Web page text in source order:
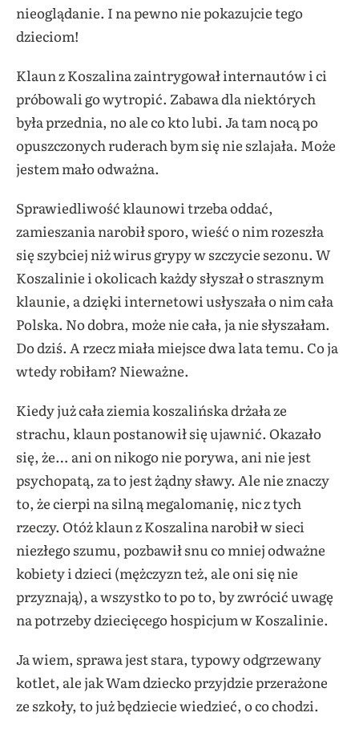
nieoglądanie. I na pewno nie pokazujcie tego
dzieciom!
Klaun z Koszalina zaintrygował internautów i ci
próbowali go wytropić. Zabawa dla niektórych
była przednia, no ale co kto lubi. Ja tam nocą po
opuszczonych ruderach bym się nie szlajała. Może
jestem mało odważna.
Sprawiedliwość klaunowi trzeba oddać,
zamieszania narobił sporo, wieść o nim rozeszła
się szybciej niż wirus grypy w szczycie sezonu. W
Koszalinie i okolicach każdy słyszał o strasznym
klaunie, a dzięki internetowi usłyszała o nim cała
Polska. No dobra, może nie cała, ja nie słyszałam.
Do dziś. A rzecz miała miejsce dwa lata temu. Co ja
wtedy robiłam? Nieważne.
Kiedy już cała ziemia koszalińska drżała ze
strachu, klaun postanowił się ujawnić. Okazało
się, że… ani on nikogo nie porywa, ani nie jest
psychopatą, za to jest żądny sławy. Ale nie znaczy
to, że cierpi na silną megalomanię, nic z tych
rzeczy. Otóż klaun z Koszalina narobił w sieci
niezłego szumu, pozbawił snu co mniej odważne
kobiety i dzieci (mężczyzn też, ale oni się nie
przyznają), a wszystko to po to, by zwrócić uwagę
na potrzeby dziecięcego hospicjum w Koszalinie.
Ja wiem, sprawa jest stara, typowy odgrzewany
kotlet, ale jak Wam dziecko przyjdzie przerażone
ze szkoły, to już będziecie wiedzieć, o co chodzi.